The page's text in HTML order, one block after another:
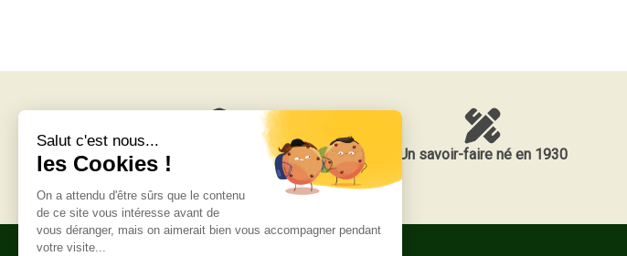
Livraison gratuite Un savoir-faire né en 1930